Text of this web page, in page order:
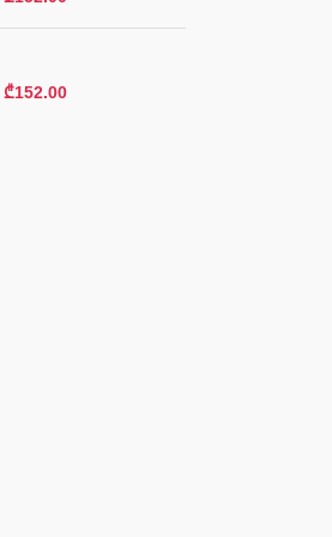
₾152.00